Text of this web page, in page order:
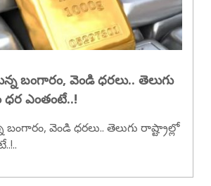
బంగారం, వెండి ధరలు.. తెలుగు
ధర ఎంతంటే..!
బంగారం, వెండి ధరలు.. తెలుగు రాష్ట్రాల్లో